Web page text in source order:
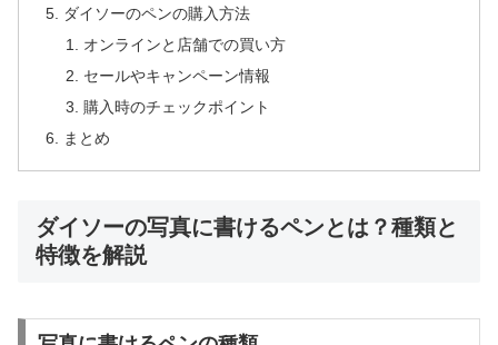
ダイソーのペンの購入方法
オンラインと店舗での買い方
セールやキャンペーン情報
購入時のチェックポイント
まとめ
ダイソーの写真に書けるペンとは？種類と
特徴を解説